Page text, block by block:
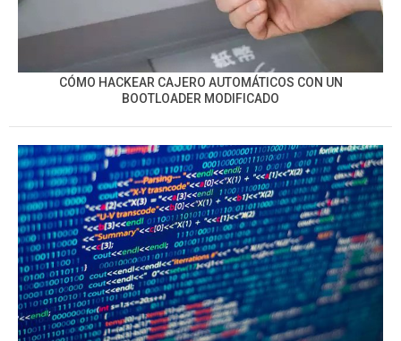
CÓMO HACKEAR CAJERO AUTOMÁTICOS CON UN
BOOTLOADER MODIFICADO